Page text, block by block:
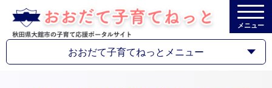
メニュー
おおだて子育てねっとメニュー